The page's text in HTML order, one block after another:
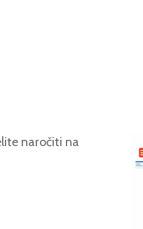
naročiti na